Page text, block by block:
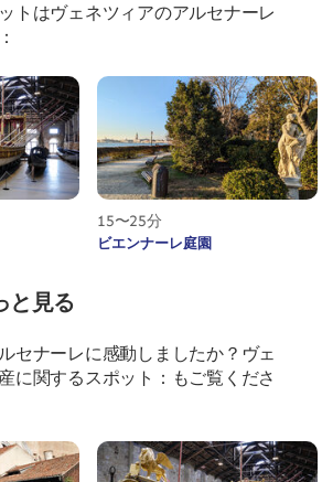
トはヴェネツィアのアルセナーレ
15〜25分
ビエンナーレ庭園
と見る
セナーレに感動しましたか？ヴェ
に関するスポット：もご覧くださ